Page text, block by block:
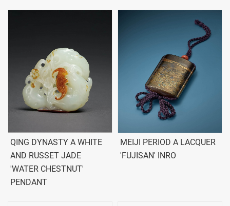
QING DYNASTY A WHITE
AND RUSSET JADE
'WATER CHESTNUT'
PENDANT
MEIJI PERIOD A LACQUER
'FUJISAN' INRO